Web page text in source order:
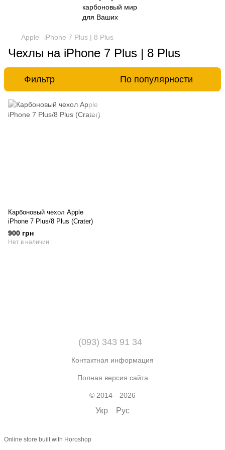
Apple iPhone 7 Plus | 8 Plus
Чехлы на iPhone 7 Plus | 8 Plus
Фильтр По популярности
Карбоновый чехол Apple
iPhone 7 Plus/8 Plus (Crater)
900 грн
Нет в наличии
(093) 343 91 34
Контактная информация
Полная версия сайта
© 2014—2026
Укр Рус
Online store built with Horoshop